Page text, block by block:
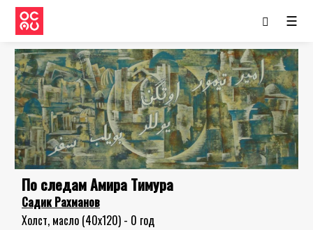
☰
По следам Амира Тимура
Садик Рахманов
Холст, масло (40x120) - 0 год